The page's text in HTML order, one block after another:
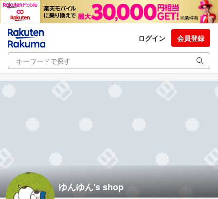
ログイン 会員登録
ゆんゆん's shop